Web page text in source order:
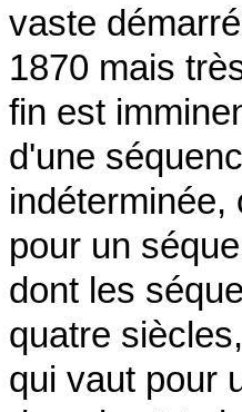
vaste
1870 mais
fin est
d'une
indéterminée,
pour un
dont les
quatre
qui vaut pour